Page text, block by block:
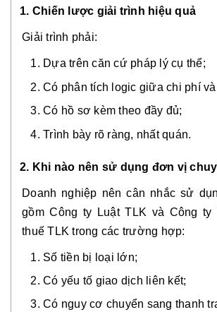
1. Chiến lược giải trình hiệu quả
Giải trình phải:
Dựa trên căn cứ pháp lý cụ thể;
Có phân tích logic giữa chi phí
Có hồ sơ kèm theo đầy đủ;
Trình bày rõ ràng, nhất quán.
2. Khi nào nên sử dụng đơn vị
Doanh nghiệp nên cân nhắc sử
gồm Công ty Luật TLK và Công
thuế TLK trong các trường hợp:
Số tiền bị loại lớn;
Có yếu tố giao dịch liên kết;
Có nguy cơ chuyển sang thanh